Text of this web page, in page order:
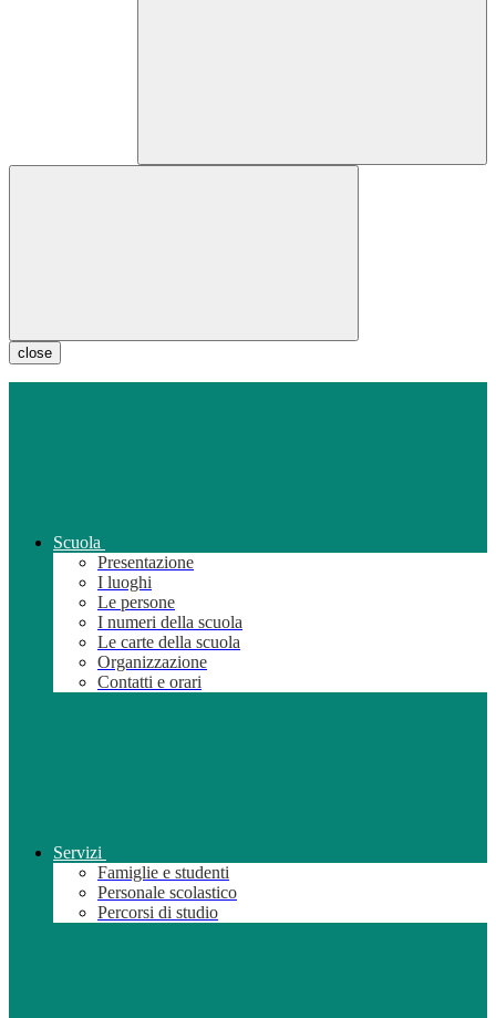
close
Scuola
Presentazione
I luoghi
Le persone
I numeri della scuola
Le carte della scuola
Organizzazione
Contatti e orari
Servizi
Famiglie e studenti
Personale scolastico
Percorsi di studio